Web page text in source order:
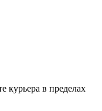
курьера в пределах